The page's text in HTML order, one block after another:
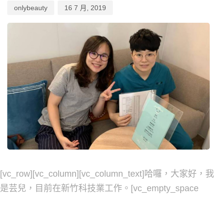
onlybeauty 16 7 月, 2019
[vc_row][vc_column][vc_column_text]哈囉，大家好，我
是芸兒，目前在新竹科技業工作。[vc_empty_space